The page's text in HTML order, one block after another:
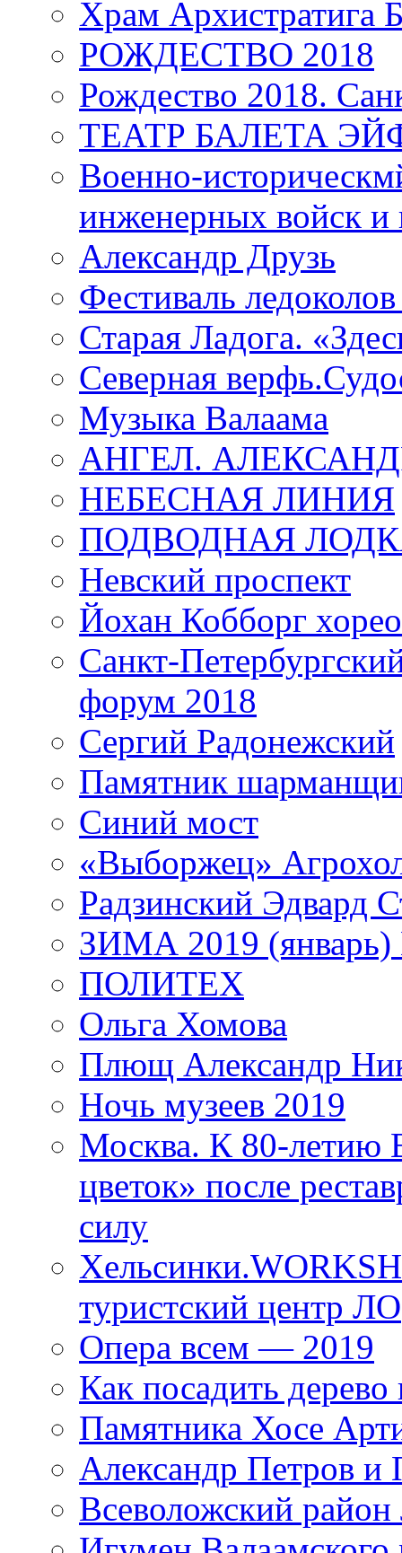
Храм
РОЖДЕСТВО 2018
Рождество 2018.
ТЕАТР БАЛЕТА
Военно-
инженерных войск и
Александр Друзь
Фестиваль
Старая Ладога.
Северная
Музыка Валаама
АНГЕЛ.
НЕБЕСНАЯ ЛИНИЯ
ПОДВОДНАЯ
Невский проспект
Йохан Кобборг
Санкт-
форум 2018
Сергий Радонежский
Памятник
Синий мост
«Выборжец»
Радзинский Эдвард
ЗИМА 2019 (январь)
ПОЛИТЕХ
Ольга Хомова
Плющ Александр
Ночь музеев 2019
Москва. К 80-
цветок» после
силу
туристский центр ЛО
Опера всем — 2019
Как посадить дерево
Памятника Хосе
Александр Петров и
Всеволожский район